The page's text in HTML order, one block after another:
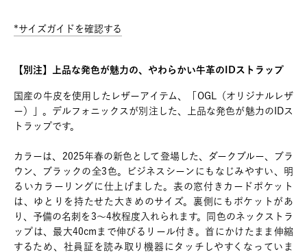
*サイズガイドを確認する
【別注】上品な発色が魅力の、やわらかい牛革のIDストラップ
国産の牛皮を使用したレザーアイテム、「OGL（オリジナルレザ
ー）」。デルフォニックスが別注した、上品な発色が魅力のIDス
トラップです。
カラーは、2025年春の新色として登場した、ダークブルー、ブラ
ウン、ブラックの全3色。ビジネスシーンにもなじみやすい、明
るいカラーリングに仕上げました。表の窓付きカードポケット
は、ゆとりを持たせた大きめのサイズ。裏側にもポケットがあ
り、予備の名刺を3～4枚程度入れられます。同色のネックストラ
ップは、最大40cmまで伸びるリール付き。首にかけたまま伸縮
するため、社員証を読み取り機器にタッチしやすくなっていま